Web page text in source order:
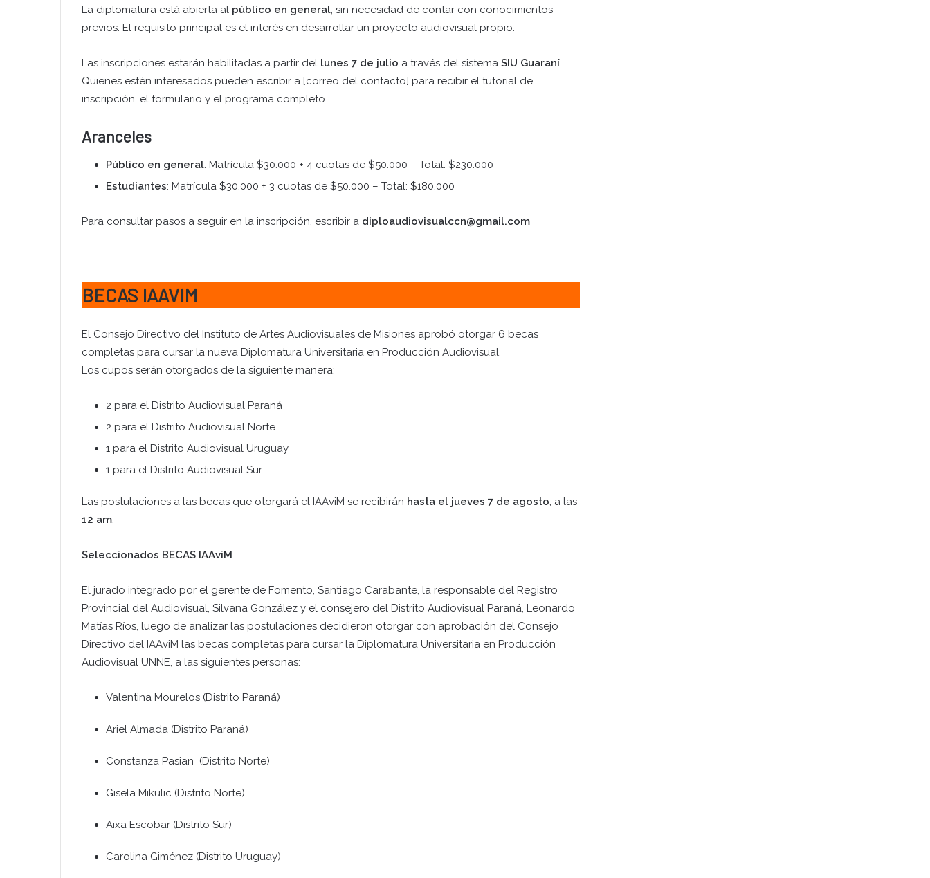
La diplomatura está abierta al público en general, sin necesidad de contar con conocimientos
previos. El requisito principal es el interés en desarrollar un proyecto audiovisual propio.
Las inscripciones estarán habilitadas a partir del lunes 7 de julio a través del sistema SIU Guaraní.
Quienes estén interesados pueden escribir a [correo del contacto] para recibir el tutorial de
inscripción, el formulario y el programa completo.
Aranceles
Público en general: Matrícula $30.000 + 4 cuotas de $50.000 – Total: $230.000
Estudiantes: Matrícula $30.000 + 3 cuotas de $50.000 – Total: $180.000
Para consultar pasos a seguir en la inscripción, escribir a diploaudiovisualccn@gmail.com
BECAS IAAVIM
El Consejo Directivo del Instituto de Artes Audiovisuales de Misiones aprobó otorgar 6 becas
completas para cursar la nueva Diplomatura Universitaria en Producción Audiovisual.
Los cupos serán otorgados de la siguiente manera:
2 para el Distrito Audiovisual Paraná
2 para el Distrito Audiovisual Norte
1 para el Distrito Audiovisual Uruguay
1 para el Distrito Audiovisual Sur
Las postulaciones a las becas que otorgará el IAAviM se recibirán hasta el jueves 7 de agosto , a las
12 am
Seleccionados BECAS IAAviM
El jurado integrado por el gerente de Fomento, Santiago Carabante, la responsable del Registro
Provincial del Audiovisual, Silvana González y el consejero del Distrito Audiovisual Paraná, Leonardo
Matías Ríos, luego de analizar las postulaciones decidieron otorgar con aprobación del Consejo
Directivo del IAAviM las becas completas para cursar la Diplomatura Universitaria en Producción
Audiovisual UNNE, a las siguientes personas:
Valentina Mourelos (Distrito Paraná)
Ariel Almada (Distrito Paraná)
Constanza Pasian (Distrito Norte)
Gisela Mikulic (Distrito Norte)
Aixa Escobar (Distrito Sur)
Carolina Giménez (Distrito Uruguay)